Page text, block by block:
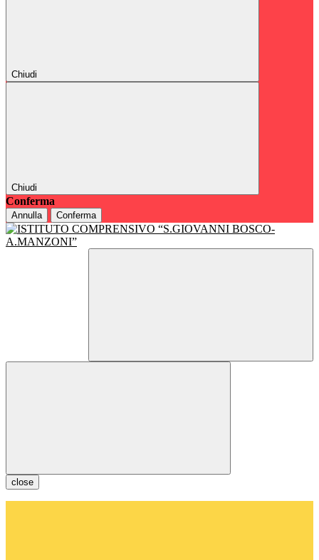
Chiudi
Chiudi
Conferma
Annulla Conferma
close